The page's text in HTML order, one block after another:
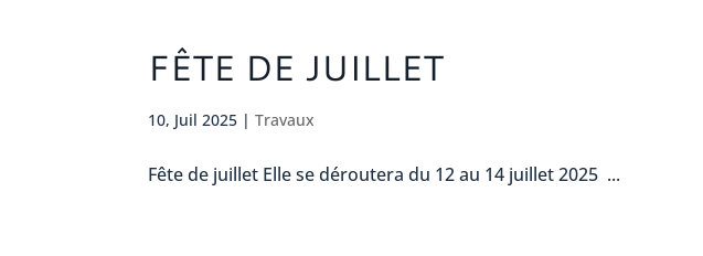
FÊTE DE JUILLET
10, Juil 2025 |Travaux
Fête de juillet Elle se déroutera du 12 au 14 juillet 2025 ...